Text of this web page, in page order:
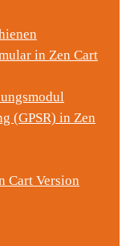
in Zen Cart
(GPSR) in Zen
Cart Version